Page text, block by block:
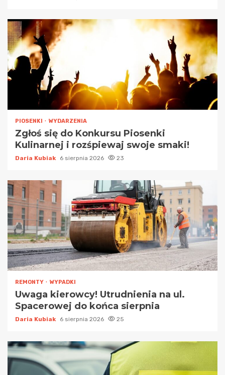
PIOSENKI WYDARZENIA
Zgłoś się do Konkursu Piosenki
Kulinarnej i rozśpiewaj swoje smaki!
Daria Kubiak 6 sierpnia 2026 23
REMONTY WYPADKI
Uwaga kierowcy! Utrudnienia na ul.
Spacerowej do końca sierpnia
Daria Kubiak 6 sierpnia 2026 25